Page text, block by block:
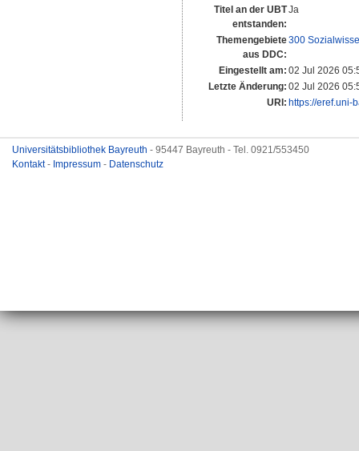
Titel an der UBT
entstanden:
Ja
Themengebiete
aus DDC:
300
Eingestellt am: 02 Jul 2026
Letzte Änderung: 02 Jul 2026
URI: https://eref.uni-
Universitätsbibliothek Bayreuth - 95447 Bayreuth - Tel. 0921/553450
Kontakt- Impressum - Datenschutz